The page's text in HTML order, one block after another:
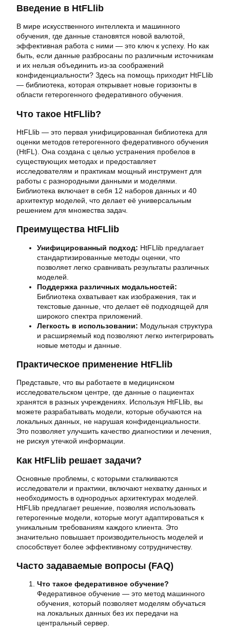
Введение в HtFLlib
В мире искусственного интеллекта и машинного
обучения, где данные становятся новой валютой,
эффективная работа с ними — это ключ к успеху. Но как
быть, если данные разбросаны по различным источникам
и их нельзя объединить из-за соображений
конфиденциальности? Здесь на помощь приходит HtFLlib
— библиотека, которая открывает новые горизонты в
области гетерогенного федеративного обучения.
Что такое HtFLlib?
HtFLlib — это первая унифицированная библиотека для
оценки методов гетерогенного федеративного обучения
(HtFL). Она создана с целью устранения пробелов в
существующих методах и предоставляет
исследователям и практикам мощный инструмент для
работы с разнородными данными и моделями.
Библиотека включает в себя 12 наборов данных и 40
архитектур моделей, что делает её универсальным
решением для множества задач.
Преимущества HtFLlib
Унифицированный подход: HtFLlib предлагает
стандартизированные методы оценки, что
позволяет легко сравнивать результаты различных
моделей.
Поддержка различных модальностей:
Библиотека охватывает как изображения, так и
текстовые данные, что делает её подходящей для
широкого спектра приложений.
Легкость в использовании: Модульная структура
и расширяемый код позволяют легко интегрировать
новые методы и данные.
Практическое применение HtFLlib
Представьте, что вы работаете в медицинском
исследовательском центре, где данные о пациентах
хранятся в разных учреждениях. Используя HtFLlib, вы
можете разрабатывать модели, которые обучаются на
локальных данных, не нарушая конфиденциальности.
Это позволяет улучшить качество диагностики и лечения,
не рискуя утечкой информации.
Как HtFLlib решает задачи?
Основные проблемы, с которыми сталкиваются
исследователи и практики, включают нехватку данных и
необходимость в однородных архитектурах моделей.
HtFLlib предлагает решение, позволяя использовать
гетерогенные модели, которые могут адаптироваться к
уникальным требованиям каждого клиента. Это
значительно повышает производительность моделей и
способствует более эффективному сотрудничеству.
Часто задаваемые вопросы (FAQ)
Что такое федеративное обучение?
Федеративное обучение — это метод машинного
обучения, который позволяет моделям обучаться
на локальных данных без их передачи на
центральный сервер.